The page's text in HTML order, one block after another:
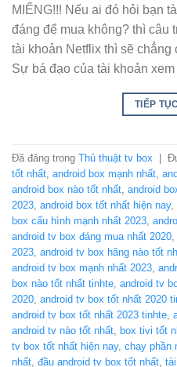
MIẾNG!!! Nếu ai đó hỏi bạn
đáng để mua không? thì câu
tài khoản Netflix thì sẽ chẳng
Sự bá đạo của tài khoản
TIẾP
Đã đăng trong Thủ thuật tv box
tốt nhất android box mạnh nhất
android box nào tốt nhất android
2023 android box tốt nhất hiện nay,
box cấu hình mạnh nhất 2023
android tv box đáng mua nhất 2020
2023 android tv box hãng nào tốt
android tv box mạnh nhất 2023
box nào tốt nhất tinhte android tv
2020 android tv box tốt nhất 2020
android tv box tốt nhất 2023 tinhte
android tv nào tốt nhất
box tivi tốt
tv box tốt nhất hiện nay, chạy phần
nhất đầu android tv box tốt nhất